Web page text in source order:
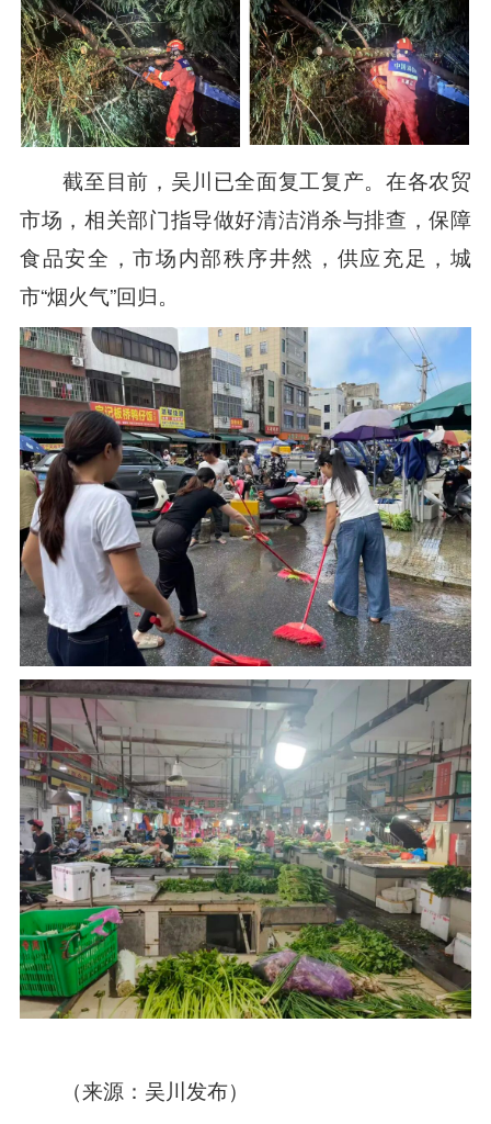
截至目前，吴川已全面复工复产。在各农贸
市场，相关部门指导做好清洁消杀与排查，保障
食品安全，市场内部秩序井然，供应充足，城
市“烟火气”回归。
（来源：吴川发布）